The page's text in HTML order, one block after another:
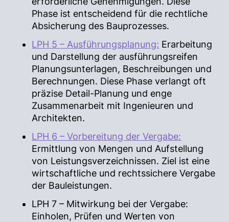
Phase ist entscheidend für die rechtliche
Absicherung des Bauprozesses.
LPH 5 – Ausführungsplanung: Erarbeitung
und Darstellung der ausführungsreifen
Planungsunterlagen, Beschreibungen und
Berechnungen. Diese Phase verlangt oft
präzise Detail-Planung und enge
Zusammenarbeit mit Ingenieuren und
Architekten.
LPH 6 – Vorbereitung der Vergabe:
Ermittlung von Mengen und Aufstellung
von Leistungsverzeichnissen. Ziel ist eine
wirtschaftliche und rechtssichere Vergabe
der Bauleistungen.
LPH 7 – Mitwirkung bei der Vergabe:
Einholen, Prüfen und Werten von